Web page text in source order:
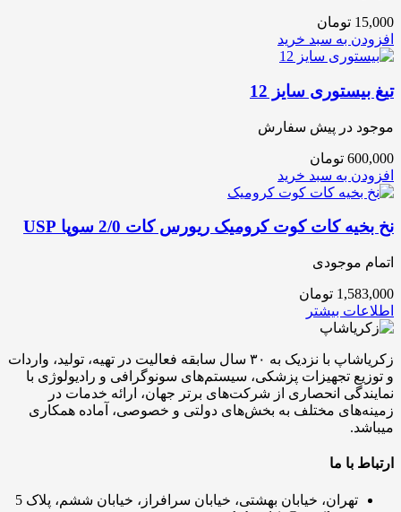
15,000 تومان
افزودن به سبد خرید
تیغ بیستوری سایز 12
موجود در پیش سفارش
600,000 تومان
افزودن به سبد خرید
نخ بخیه کات کوت کرومیک ریورس کات 2/0 سوپا USP
اتمام موجودی
1,583,000 تومان
اطلاعات بیشتر
زکریاشاپ با نزدیک به ۳۰ سال سابقه فعالیت در تهیه، تولید، واردات
و توزیع تجهیزات پزشکی، سیستم‌های سونوگرافی و رادیولوژی با
نمایندگی انحصاری از شرکت‌های برتر جهان، ارائه خدمات در
زمینه‌های مختلف به بخش‌های دولتی و خصوصی، آماده همکاری
میباشد.
ارتباط با ما
تهران، خیابان بهشتی، خیابان سرافراز، خیابان ششم، پلاک 5